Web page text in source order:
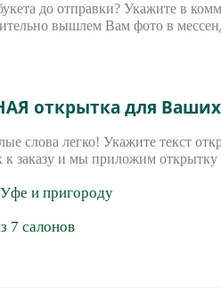
до отправки? Укажите в
вышлем Вам фото в
открытка для
слова легко! Укажите текст
к заказу и мы приложим открытку
и пригороду
7 салонов